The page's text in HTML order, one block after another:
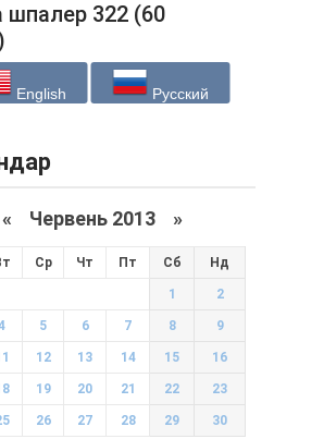
шпалер 322 (60
English Русский
« Червень 2013 »
Ср Чт Пт Сб Нд
1 2
5 6 7 8 9
12 13 14 15 16
19 20 21 22 23
26 27 28 29 30